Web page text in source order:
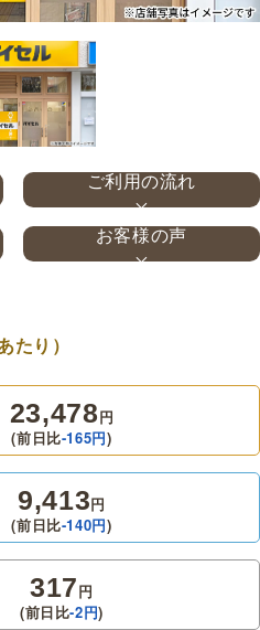
ご利用の流れ
お客様の声
たり）
23,478 円
(前日比-165円)
9,413 円
(前日比-140円)
317 円
(前日比-2円)